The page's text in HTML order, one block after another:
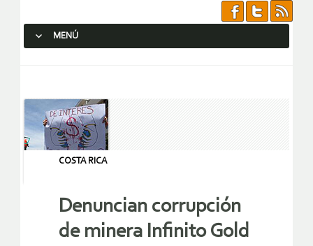
MENÚ
COSTA RICA
Denuncian corrupción
de minera Infinito Gold